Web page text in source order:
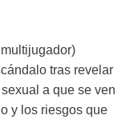
tras revelar
a que se ven
y los riesgos que